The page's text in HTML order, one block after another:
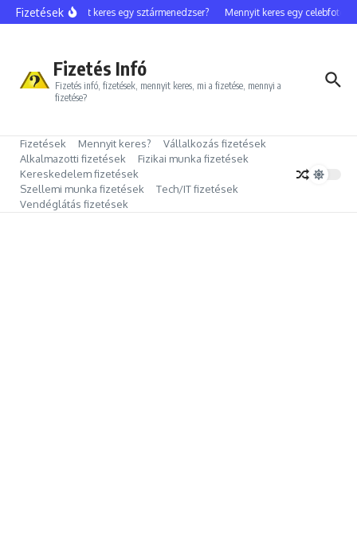
Ugrás a tartalomhoz
FizetésekMennyit keres egy sztármenedzser? Mennyit keres egy celebfotós?
Fizetés Infó
Fizetés infó, fizetések, mennyit keres, mi a fizetése, mennyi a
fizetése?
Fizetések Mennyit keres?
Vállalkozás fizetések
Alkalmazotti fizetések
Fizikai munka fizetések
Kereskedelem fizetések
Szellemi munka fizetések
Tech/IT fizetések
Vendéglátás fizetések